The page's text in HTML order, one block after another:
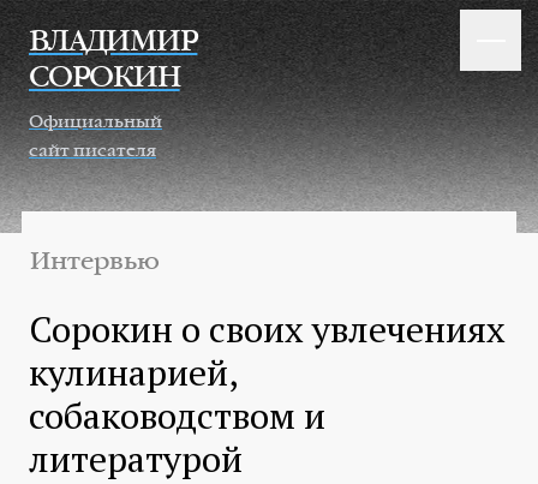
Перейти к основному содержанию
ВЛАДИМИР
СОРОКИН
Официальный
сайт писателя
Интервью
Сорокин о своих увлечениях
кулинарией,
собаководством и
литературой